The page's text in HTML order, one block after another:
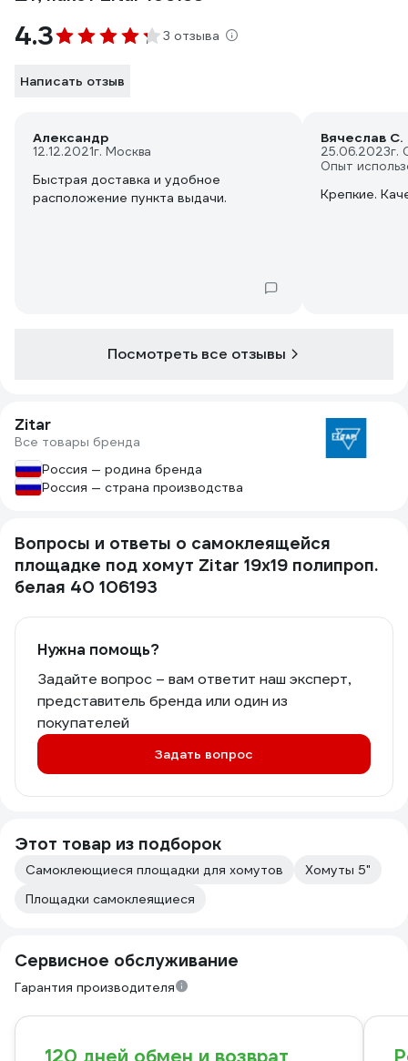
4.3 3 отзыва
Написать отзыв
Александр
12.12.2021г. Москва
Быстрая доставка и удобное
расположение пункта выдачи.
Вячеслав С.
25.06.2023г.
Опыт
Крепкие.
Посмотреть все отзывы
Zitar
Все товары бренда
Россия — родина бренда
Россия — страна производства
Вопросы и ответы о самоклеящейся
площадке под хомут Zitar 19х19 полипроп.
белая 40 106193
Нужна помощь?
Задайте вопрос – вам ответит наш эксперт,
представитель бренда или один из
покупателей
Задать вопрос
Этот товар из подборок
Самоклеющиеся площадки для хомутов
Хомуты 5"
Площадки самоклеящиеся
Сервисное обслуживание
Гарантия производителя